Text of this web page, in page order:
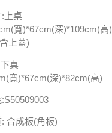
:上桌
寬)*67cm(深)*109cm(高
上蓋)
桌
寬)*67cm(深)*82cm(高)
合成板(角板)